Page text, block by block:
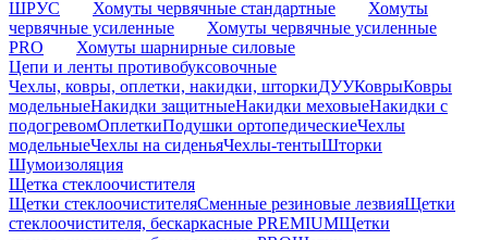
ШРУС Хомуты червячные стандартные
Хомуты
червячные усиленные
Хомуты червячные усиленные
PRO
Хомуты шарнирные силовые
Цепи и ленты противобуксовочные
Чехлы, ковры, оплетки, накидки, шторкиДУУКоврыКовры
модельныеНакидки защитныеНакидки меховыеНакидки с
подогревомОплеткиПодушки ортопедическиеЧехлы
модельныеЧехлы на сиденьяЧехлы-тентыШторки
Шумоизоляция
Щетка стеклоочистителя
Щетки стеклоочистителяСменные резиновые лезвияЩетки
стеклоочистителя, бескаркасные PREMIUMЩетки